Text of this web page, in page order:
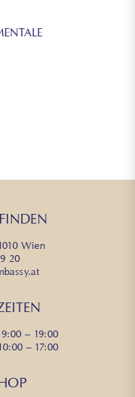
Wien
20
– 19:00
– 17:00